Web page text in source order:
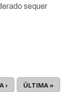
sequer
› ÚLTIMA »